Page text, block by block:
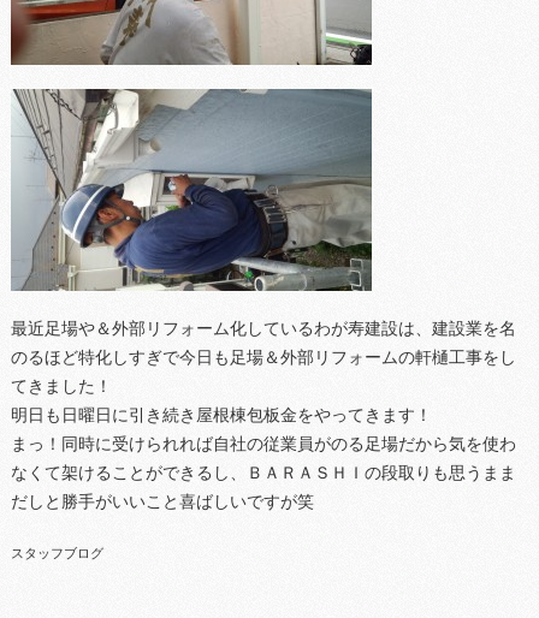
最近足場や＆外部リフォーム化しているわが寿建設は、建設業を名
のるほど特化しすぎで今日も足場＆外部リフォームの軒樋工事をし
てきました！
明日も日曜日に引き続き屋根棟包板金をやってきます！
まっ！同時に受けられれば自社の従業員がのる足場だから気を使わ
なくて架けることができるし、ＢＡＲＡＳＨＩの段取りも思うまま
だしと勝手がいいこと喜ばしいですが笑
スタッフブログ